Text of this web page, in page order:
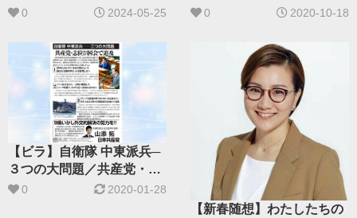
否0 2024-05-25 0 2020-10-18
【ビラ】自衛隊 中東派兵─
３つの大問題／共産党・志
位委員長が国会で追及
0 2020-01-28
【新春随想】わたしたちの